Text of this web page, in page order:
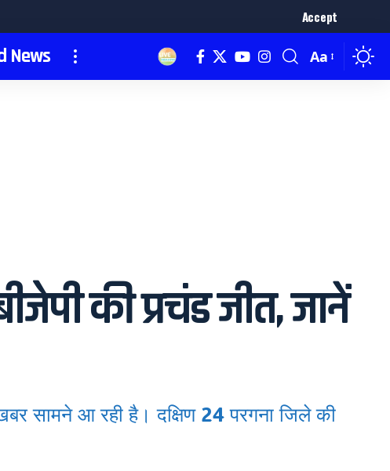
Accept
News Aa
की प्रचंड जीत, जानें
सामने आ रही है। दक्षिण 24 परगना जिले की